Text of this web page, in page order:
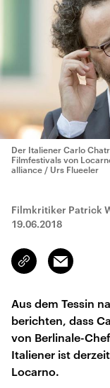
Der Italiener Carlo
Filmfestivals von
alliance / Urs Flueeler
Filmkritiker Patrick
19.06.2018
Link
kopieren/teilen
Email
Aus dem Tessin
berichten, dass
von Berlinale-
Italiener ist
Locarno.